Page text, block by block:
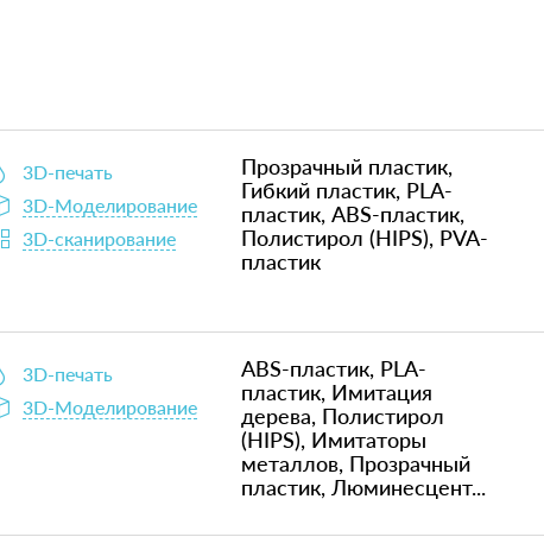
3D-печать
3D-Моделирование
3D-сканирование
Прозрачный пластик,
Гибкий пластик, PLA-
пластик, ABS-пластик,
Полистирол (HIPS), PVA-
пластик
3D-печать
3D-Моделирование
ABS-пластик, PLA-
пластик, Имитация
дерева, Полистирол
(HIPS), Имитаторы
металлов, Прозрачный
пластик, Люминесцент...